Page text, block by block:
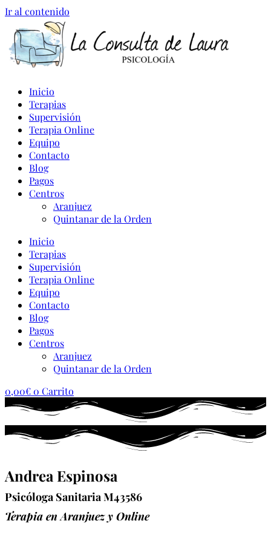
Ir al contenido
Inicio
Terapias
Supervisión
Terapia Online
Equipo
Contacto
Blog
Pagos
Centros
Aranjuez
Quintanar de la Orden
Inicio
Terapias
Supervisión
Terapia Online
Equipo
Contacto
Blog
Pagos
Centros
Aranjuez
Quintanar de la Orden
0,00€0 Carrito
Andrea Espinosa
Psicóloga Sanitaria M43586
Terapia en Aranjuez y Online